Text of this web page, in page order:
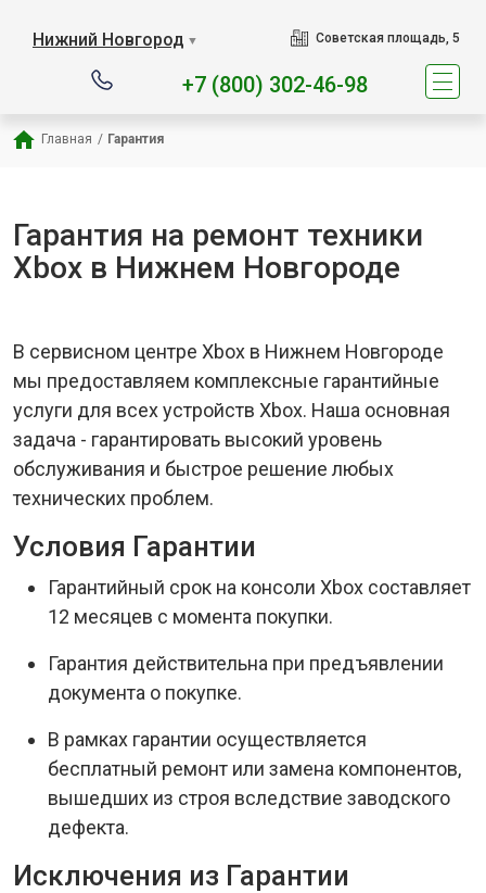
Нижний Новгород ▼ Советская площадь, 5
+7 (800) 302-46-98
Главная / Гарантия
Гарантия на ремонт техники
Xbox в Нижнем Новгороде
В сервисном центре Xbox в Нижнем Новгороде
мы предоставляем комплексные гарантийные
услуги для всех устройств Xbox. Наша основная
задача - гарантировать высокий уровень
обслуживания и быстрое решение любых
технических проблем.
Условия Гарантии
Гарантийный срок на консоли Xbox составляет
12 месяцев с момента покупки.
Гарантия действительна при предъявлении
документа о покупке.
В рамках гарантии осуществляется
бесплатный ремонт или замена компонентов,
вышедших из строя вследствие заводского
дефекта.
Исключения из Гарантии